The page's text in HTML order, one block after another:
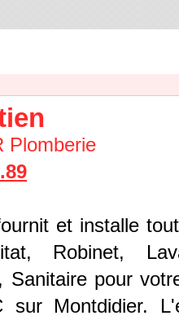
Plomberie
et installe
Robinet,
Sanitaire pour
Montdidier.